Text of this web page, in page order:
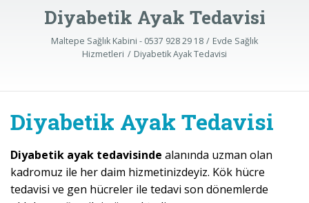
Diyabetik Ayak Tedavisi
Maltepe Sağlık Kabini - 0537 928 29 18
Evde Sağlık
Hizmetleri
Diyabetik Ayak Tedavisi
Diyabetik Ayak Tedavisi
Diyabetik ayak tedavisinde alanında uzman olan
kadromuz ile her daim hizmetinizdeyiz. Kök hücre
tedavisi ve gen hücreler ile tedavi son dönemlerde